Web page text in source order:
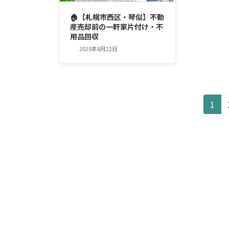
🏠【札幌市西区・琴似】不動
産売却前の一軒家片付け・不
用品回収
2025年8月22日
固
定
1